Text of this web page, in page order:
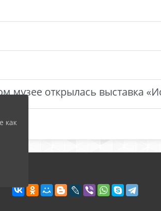
открылась выставка
как